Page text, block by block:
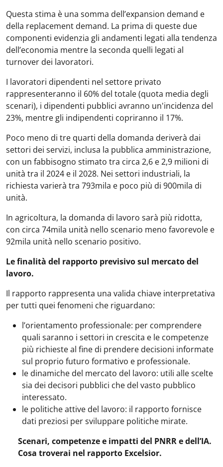
Questa stima è una somma dell’expansion demand e
della replacement demand. La prima di queste due
componenti evidenzia gli andamenti legati alla tendenza
dell’economia mentre la seconda quelli legati al
turnover dei lavoratori.
I lavoratori dipendenti nel settore privato
rappresenteranno il 60% del totale (quota media degli
scenari), i dipendenti pubblici avranno un'incidenza del
23%, mentre gli indipendenti copriranno il 17%.
Poco meno di tre quarti della domanda deriverà dai
settori dei servizi, inclusa la pubblica amministrazione,
con un fabbisogno stimato tra circa 2,6 e 2,9 milioni di
unità tra il 2024 e il 2028. Nei settori industriali, la
richiesta varierà tra 793mila e poco più di 900mila di
unità.
In agricoltura, la domanda di lavoro sarà più ridotta,
con circa 74mila unità nello scenario meno favorevole e
92mila unità nello scenario positivo.
Le finalità del rapporto previsivo sul mercato del
lavoro.
Il rapporto rappresenta una valida chiave interpretativa
per tutti quei fenomeni che riguardano:
l’orientamento professionale: per comprendere
quali saranno i settori in crescita e le competenze
più richieste al fine di prendere decisioni informate
sul proprio futuro formativo e professionale.
le dinamiche del mercato del lavoro: utili alle scelte
sia dei decisori pubblici che del vasto pubblico
interessato.
le politiche attive del lavoro: il rapporto fornisce
dati preziosi per sviluppare politiche mirate.
Scenari, competenze e impatti del PNRR e dell’IA.
Cosa troverai nel rapporto Excelsior.